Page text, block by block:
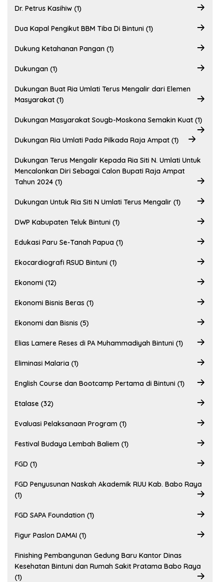
Dr. Petrus Kasihiw (1)
Dua Kapal Pengikut BBM Tiba Di Bintuni (1)
Dukung Ketahanan Pangan (1)
Dukungan (1)
Dukungan Buat Ria Umlati Terus Mengalir dari Elemen
Masyarakat (1)
Dukungan Masyarakat Sougb-Moskona Semakin Kuat (1)
Dukungan Ria Umlati Pada Pilkada Raja Ampat (1)
Dukungan Terus Mengalir Kepada Ria Siti N. Umlati Untuk
Mencalonkan Diri Sebagai Calon Bupati Raja Ampat
Tahun 2024 (1)
Dukungan Untuk Ria Siti N Umlati Terus Mengalir (1)
DWP Kabupaten Teluk Bintuni (1)
Edukasi Paru Se-Tanah Papua (1)
Ekocardiografi RSUD Bintuni (1)
Ekonomi (12)
Ekonomi Bisnis Beras (1)
Ekonomi dan Bisnis (5)
Elias Lamere Reses di PA Muhammadiyah Bintuni (1)
Eliminasi Malaria (1)
English Course dan Bootcamp Pertama di Bintuni (1)
Etalase (32)
Evaluasi Pelaksanaan Program (1)
Festival Budaya Lembah Baliem (1)
FGD (1)
FGD Penyusunan Naskah Akademik RUU Kab. Babo Raya
(1)
FGD SAPA Foundation (1)
Figur Paslon DAMAI (1)
Finishing Pembangunan Gedung Baru Kantor Dinas
Kesehatan Bintuni dan Rumah Sakit Pratama Babo Raya
(1)